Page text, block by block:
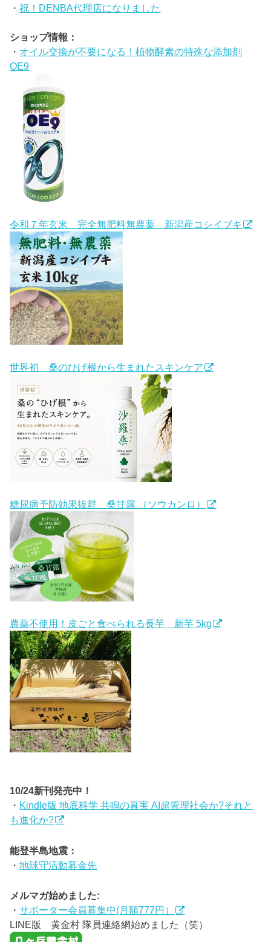
・祝！DENBA代理店になりました
ショップ情報：
・ オイル交換が不要になる！植物酵素の特殊な添加剤
OE9
令和７年玄米 完全無肥料無農薬 新潟産コシイブキ
世界初 桑のひげ根から生まれたスキンケア
糖尿病予防効果抜群 桑甘露 （ソウカンロ）
農薬不使用！皮ごと食べられる長芋 新芋 5kg
10/24新刊発売中！
・ Kindle版 地底科学 共鳴の真実 AI超管理社会か?それと
も進化か?
能登半島地震：
・地球守活動募金先
メルマガ始めました:
・サポーター会員募集中(月額777円）
LINE版 黄金村 隊員連絡網始めました（笑）